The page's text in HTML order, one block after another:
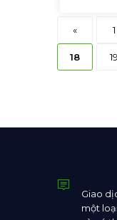
« 1
18 19
Giao
một